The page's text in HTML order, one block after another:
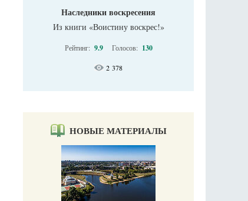
Наследники воскресения
Из книги «Воистину воскрес!»
Рейтинг: 9.9 Голосов: 130
2 378
НОВЫЕ МАТЕРИАЛЫ